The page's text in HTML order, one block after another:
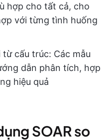
hợp cho tất cả, cho
với từng tình huống
từ cấu trúc: Các mẫu
dẫn phân tích, hợp
hiệu quả
SOAR so